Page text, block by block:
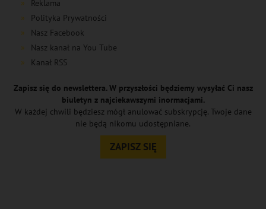
Reklama
Polityka Prywatności
Nasz Facebook
Nasz kanał na You Tube
Kanał RSS
Zapisz się do newslettera. W przyszłości będziemy wysyłać Ci nasz
biuletyn z najciekawszymi inormacjami.
W każdej chwili będziesz mógł anulować subskrypcję. Twoje dane
nie będą nikomu udostępniane.
ZAPISZ SIĘ